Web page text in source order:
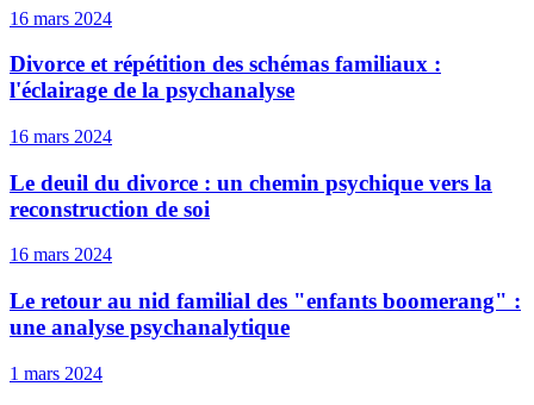
16 mars 2024
Divorce et répétition des schémas familiaux :
l'éclairage de la psychanalyse
16 mars 2024
Le deuil du divorce : un chemin psychique vers la
reconstruction de soi
16 mars 2024
Le retour au nid familial des "enfants boomerang" :
une analyse psychanalytique
1 mars 2024